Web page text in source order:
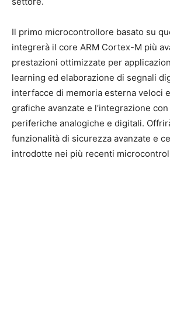
Il primo microcontrollore basato su
integrerà il core ARM Cortex-M più
prestazioni ottimizzate per
learning ed elaborazione di segnali
interfacce di memoria esterna veloci
grafiche avanzate e l’integrazione
periferiche analogiche e digitali.
funzionalità di sicurezza avanzate e
introdotte nei più recenti